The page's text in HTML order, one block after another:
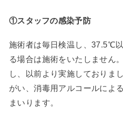
①スタッフの感染予防
施術者は毎日検温し、37.5℃
る場合は施術をいたしません
し、以前より実施しておりま
がい、消毒用アルコールによ
まいります。